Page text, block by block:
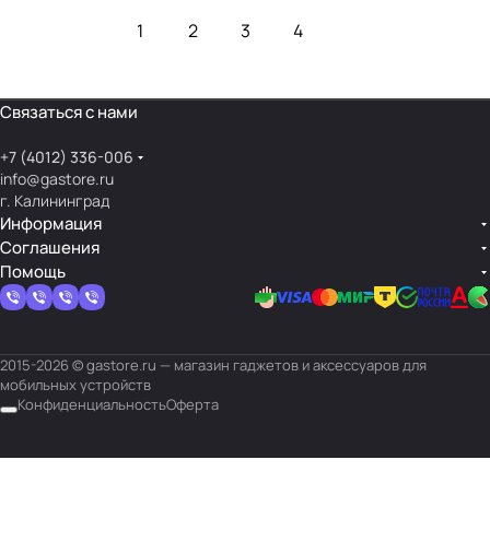
1 2 3 4
Связаться с нами
+7 (4012) 336-006
info@gastore.ru
г. Калининград
Информация
Соглашения
Помощь
2015-2026 © gastore.ru — магазин гаджетов и аксессуаров для
мобильных устройств
КонфиденциальностьОферта